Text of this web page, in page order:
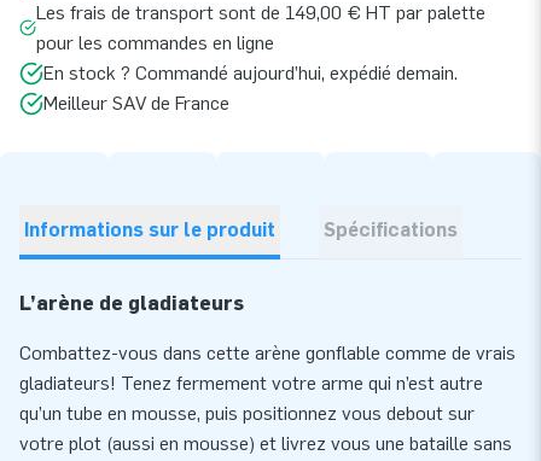
Les frais de transport sont de 149,00 € HT par palette
pour les commandes en ligne
En stock ? Commandé aujourd’hui, expédié demain.
Meilleur SAV de France
Informations sur le produit Spécifications
L’arène de gladiateurs
Combattez-vous dans cette arène gonflable comme de vrais
gladiateurs! Tenez fermement votre arme qui n’est autre
qu’un tube en mousse, puis positionnez vous debout sur
votre plot (aussi en mousse) et livrez vous une bataille sans